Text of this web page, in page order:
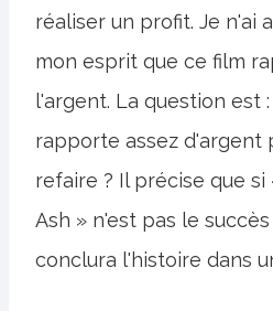
réaliser un profit. Je n'ai
mon esprit que ce film
l'argent. La question est
rapporte assez d'argent
refaire ? Il précise que si
Ash » n'est pas le
conclura l'histoire dans